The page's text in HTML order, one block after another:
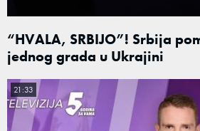
“HVALA, SRBIJO”! Srbija
jednog grada u Ukrajini
21:33